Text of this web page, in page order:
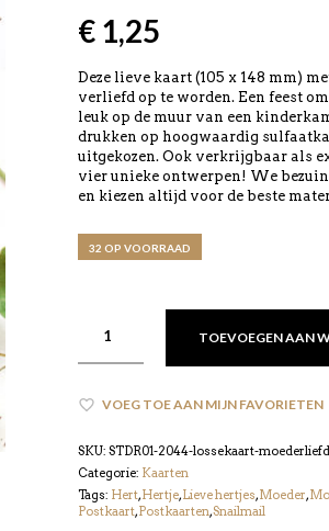
€1,25
Deze lieve kaart (105 x 148 mm)
verliefd op te worden. Een feest
leuk op de muur van een
drukken op hoogwaardig
uitgekozen. Ook verkrijgbaar als
vier unieke ontwerpen! We
en kiezen altijd voor de beste
32 OP VOORRAAD
TOEVOEGEN AAN
VOEG TOE AAN MIJN FAVORIETEN
SKU: STDR01-2044-lossekaart-
Categorie: Kaarten
Tags: Hert,Hertje,Lieve hertjes,Moeder,
Postkaart,Postkaarten,Snailmail